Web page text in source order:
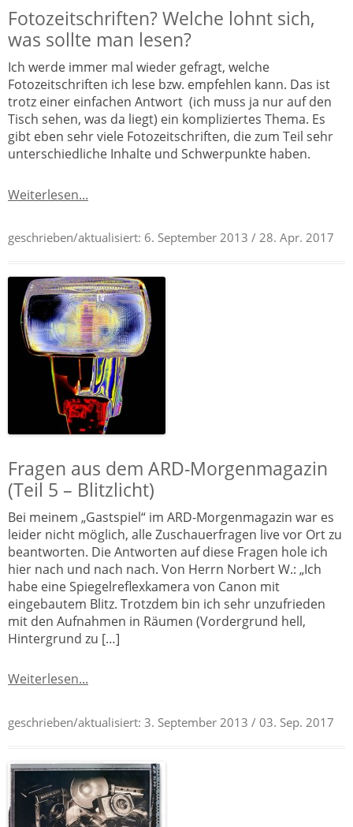
Fotozeitschriften? Welche lohnt sich,
was sollte man lesen?
Ich werde immer mal wieder gefragt, welche
Fotozeitschriften ich lese bzw. empfehlen kann. Das ist
trotz einer einfachen Antwort (ich muss ja nur auf den
Tisch sehen, was da liegt) ein kompliziertes Thema. Es
gibt eben sehr viele Fotozeitschriften, die zum Teil sehr
unterschiedliche Inhalte und Schwerpunkte haben.
Weiterlesen...
geschrieben/aktualisiert: 6. September 2013 / 28. Apr. 2017
Fragen aus dem ARD-Morgenmagazin
(Teil 5 – Blitzlicht)
Bei meinem „Gastspiel“ im ARD-Morgenmagazin war es
leider nicht möglich, alle Zuschauerfragen live vor Ort zu
beantworten. Die Antworten auf diese Fragen hole ich
hier nach und nach nach. Von Herrn Norbert W.: „Ich
habe eine Spiegelreflexkamera von Canon mit
eingebautem Blitz. Trotzdem bin ich sehr unzufrieden
mit den Aufnahmen in Räumen (Vordergrund hell,
Hintergrund zu […]
Weiterlesen...
geschrieben/aktualisiert: 3. September 2013 / 03. Sep. 2017